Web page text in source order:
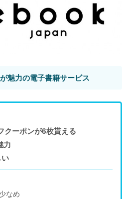
魅力の電子書籍サービス
クーポンが6枚貰える
力
なめ